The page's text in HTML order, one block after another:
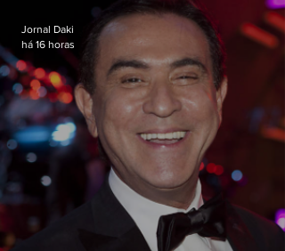
Jornal Daki
há 16 horas